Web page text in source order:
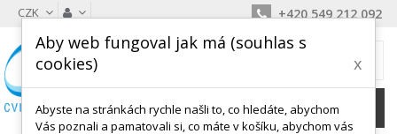
CZK +420 549 212 092
0 Kč
Aby web fungoval jak má (souhlas s
cookies)
x
Abyste na stránkách rychle našli to, co hledáte, abychom
Vás poznali a pamatovali si, co máte v košíku, abychom vás